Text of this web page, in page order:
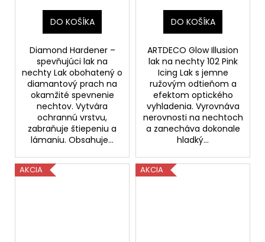
DO KOŠÍKA
Diamond Hardener –
spevňujúci lak na
nechty Lak obohatený o
diamantový prach na
okamžité spevnenie
nechtov. Vytvára
ochrannú vrstvu,
zabraňuje štiepeniu a
lámaniu. Obsahuje...
DO KOŠÍKA
ARTDECO Glow Illusion
lak na nechty 102 Pink
Icing Lak s jemne
ružovým odtieňom a
efektom optického
vyhladenia. Vyrovnáva
nerovnosti na nechtoch
a zanecháva dokonale
hladký...
AKCIA AKCIA